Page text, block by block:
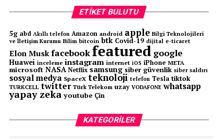
ETIKET BULUTU
5g abd Akıllı telefon Amazon android apple Bilgi Teknolojileri
ve İletişim Kurumu Bilim bitcoin btk Covid-19 dijital e-ticaret
Elon Muskfacebook featured google
Huawei inceleme instagram internet iOS iPhone META
microsoft NASA Netflix samsung siber güvenlik siber saldırı
sosyal medya SpaceX teknoloji telefon Tesla tiktok
TURKCELL twitter Türk Telekom uzay VODAFONE whatsapp
yapay zeka youtube Çin
KATEGORILER